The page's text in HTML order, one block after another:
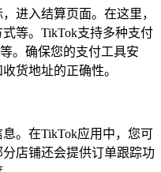
进入结算页面。在这里，
等。TikTok支持多种支付
。确保您的支付工具安
货地址的正确性。
。在TikTok应用中，您可
店铺还会提供订单跟踪功